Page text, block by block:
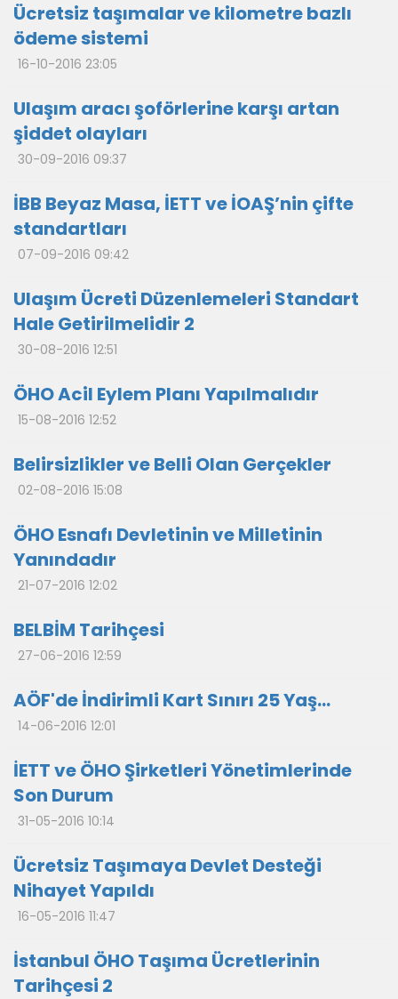
Ücretsiz taşımalar ve kilometre bazlı
ödeme sistemi
16-10-2016 23:05
Ulaşım aracı şoförlerine karşı artan
şiddet olayları
30-09-2016 09:37
İBB Beyaz Masa, İETT ve İOAŞ’nin çifte
standartları
07-09-2016 09:42
Ulaşım Ücreti Düzenlemeleri Standart
Hale Getirilmelidir 2
30-08-2016 12:51
ÖHO Acil Eylem Planı Yapılmalıdır
15-08-2016 12:52
Belirsizlikler ve Belli Olan Gerçekler
02-08-2016 15:08
ÖHO Esnafı Devletinin ve Milletinin
Yanındadır
21-07-2016 12:02
BELBİM Tarihçesi
27-06-2016 12:59
AÖF'de İndirimli Kart Sınırı 25 Yaş...
14-06-2016 12:01
İETT ve ÖHO Şirketleri Yönetimlerinde
Son Durum
31-05-2016 10:14
Ücretsiz Taşımaya Devlet Desteği
Nihayet Yapıldı
16-05-2016 11:47
İstanbul ÖHO Taşıma Ücretlerinin
Tarihçesi 2